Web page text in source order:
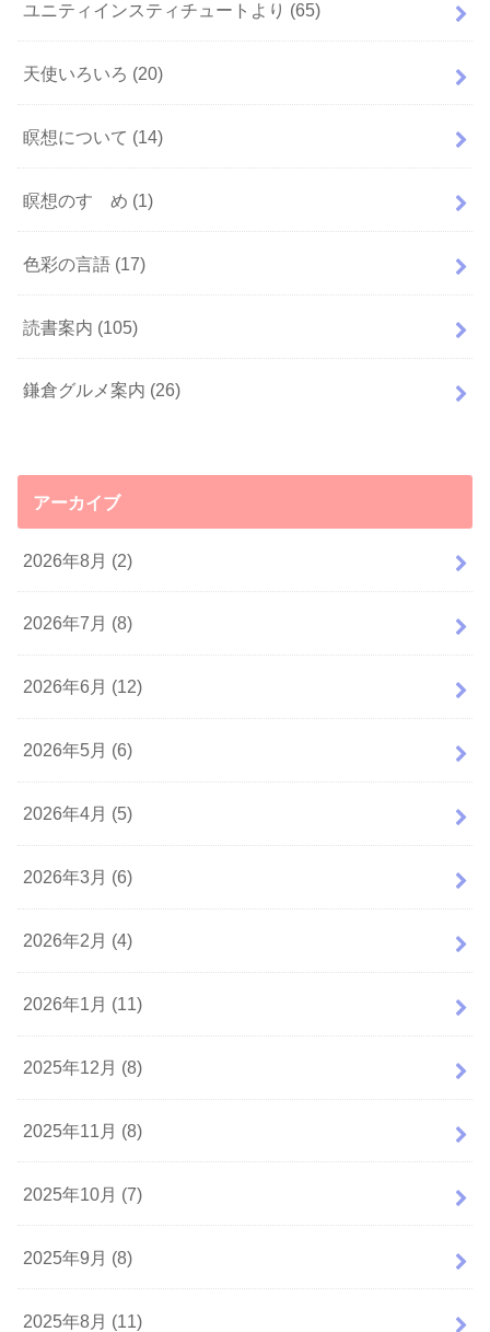
ユニティインスティチュートより (65)
天使いろいろ (20)
瞑想について (14)
瞑想のすゝめ (1)
色彩の言語 (17)
読書案内 (105)
鎌倉グルメ案内 (26)
アーカイブ
2026年8月 (2)
2026年7月 (8)
2026年6月 (12)
2026年5月 (6)
2026年4月 (5)
2026年3月 (6)
2026年2月 (4)
2026年1月 (11)
2025年12月 (8)
2025年11月 (8)
2025年10月 (7)
2025年9月 (8)
2025年8月 (11)